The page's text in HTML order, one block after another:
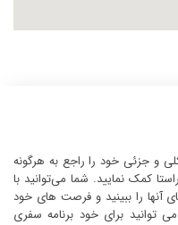
و جزئی خود را راجع به هرگونه
کمک نمایید. شما می‌توانید با
آنها را ببینید و فرصت های خود
توانید برای خود برنامه سفری